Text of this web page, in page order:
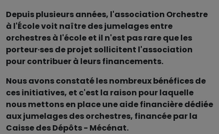
Depuis plusieurs années, l'association Orchestre
à l'École voit naître des jumelages entre
orchestres à l'école et il n'est pas rare que les
porteur∙ses de projet sollicitent l'association
pour contribuer à leurs financements.
Nous avons constaté les nombreux bénéfices de
ces initiatives, et c'est la raison pour laquelle
nous mettons en place une aide financière dédiée
aux jumelages des orchestres, financée par la
Caisse des Dépôts - Mécénat.